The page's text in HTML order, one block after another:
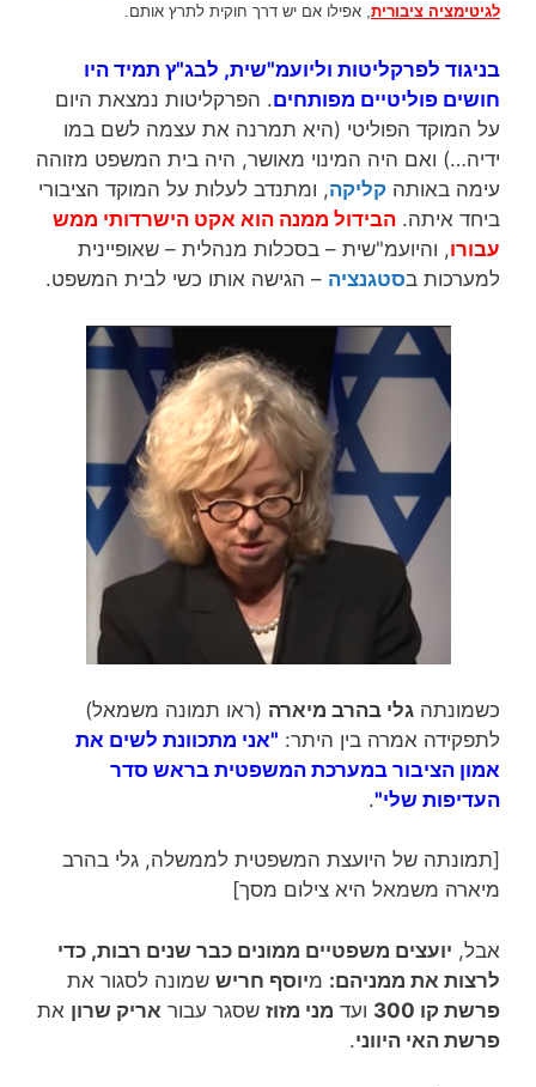
לגיטימציה ציבורית , אפילו אם יש דרך חוקית לתרץ אותם.
בניגוד לפרקליטות וליועמ"שית, לבג"ץ תמיד היו
חושים פוליטיים מפותחים. הפרקליטות נמצאת היום
על המוקד הפוליטי (היא תמרנה את עצמה לשם במו
ידיה…) ואם היה המינוי מאושר, היה בית המשפט מזוהה
עימה באותה קליקה, ומתנדב לעלות על המוקד הציבורי
ביחד איתה. הבידול ממנה הוא אקט הישרדותי ממש
עבורו, והיועמ"שית – בסכלות מנהלית – שאופיינית
למערכות בסטגנציה – הגישה אותו כשי לבית המשפט.
כשמונתה גלי בהרב מיארה (ראו תמונה משמאל)
לתפקידה אמרה בין היתר: "אני מתכוונת לשים את
אמון הציבור במערכת המשפטית בראש סדר
העדיפות שלי".
[תמונתה של היועצת המשפטית לממשלה, גלי בהרב
מיארה משמאל היא צילום מסך]
אבל, יועצים משפטיים ממונים כבר שנים רבות, כדי
לרצות את ממניהם: מיוסף חריש שמונה לסגור את
פרשת קו 300
ועד מני מזוז שסגר עבור אריק שרון את
פרשת האי היווני.